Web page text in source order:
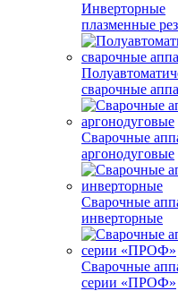
Инверторные
плазменные
сварочные
Сварочные
аргонодуговые
Сварочные
инверторные
Сварочные
серии «ПРОФ»